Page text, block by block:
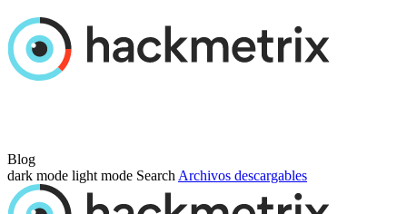
Blog
dark mode light mode Search Archivos descargables